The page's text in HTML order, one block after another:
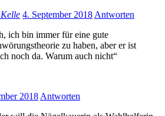
4. September 2018 Antworten
ich bin immer für eine gute
zu haben, aber er ist
noch da. Warum auch nicht“
2018 Antworten